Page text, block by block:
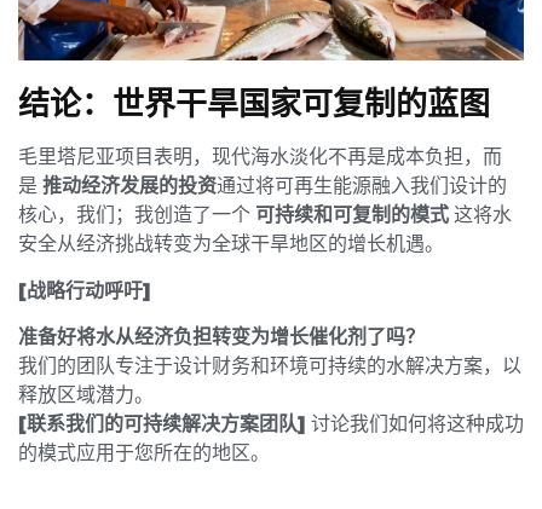
结论：世界干旱国家可复制的蓝图
毛里塔尼亚项目表明，现代海水淡化不再是成本负担，而
是 推动经济发展的投资通过将可再生能源融入我们设计的
核心，我们；我创造了一个 可持续和可复制的模式 这将水
安全从经济挑战转变为全球干旱地区的增长机遇。
[战略行动呼吁]
准备好将水从经济负担转变为增长催化剂了吗？
我们的团队专注于设计财务和环境可持续的水解决方案，以
释放区域潜力。
[联系我们的可持续解决方案团队] 讨论我们如何将这种成功
的模式应用于您所在的地区。